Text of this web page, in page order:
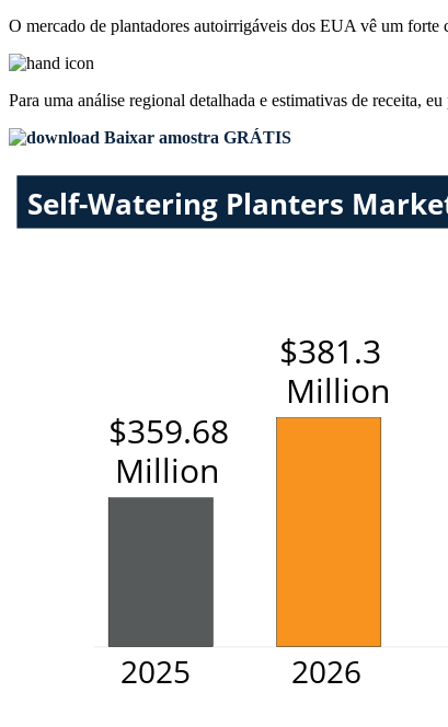
O mercado de plantadores autoirrigáveis ​​dos EUA vê um forte
Para uma análise regional detalhada e estimativas de receita, eu
Baixar amostra GRÁTIS